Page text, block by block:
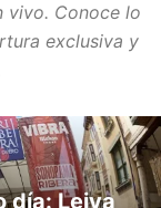
vivo. Conoce lo
exclusiva y
día: Leiva